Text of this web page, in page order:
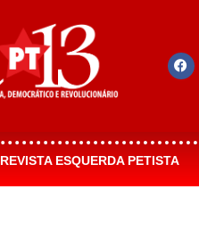
REVISTA ESQUERDA PETISTA